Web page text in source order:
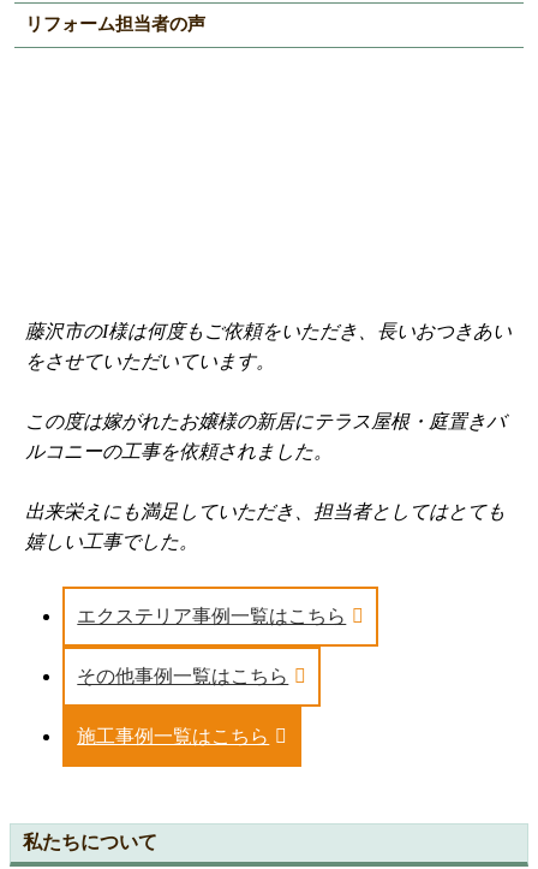
リフォーム担当者の声
藤沢市のI様は何度もご依頼をいただき、長いおつきあい
をさせていただいています。
この度は嫁がれたお嬢様の新居にテラス屋根・庭置きバ
ルコニーの工事を依頼されました。
出来栄えにも満足していただき、担当者としてはとても
嬉しい工事でした。
エクステリア事例一覧はこちら
その他事例一覧はこちら
施工事例一覧はこちら
私たちについて